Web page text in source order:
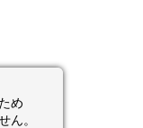
め
ん。